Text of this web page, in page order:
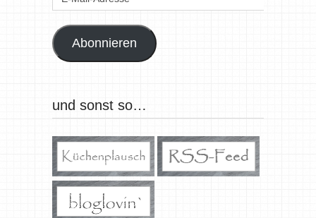
Abonnieren
und sonst so…